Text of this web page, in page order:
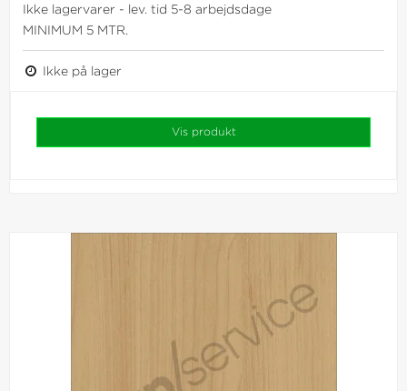
Ikke lagervarer - lev. tid 5-8 arbejdsdage
MINIMUM 5 MTR.
Ikke på lager
Vis produkt